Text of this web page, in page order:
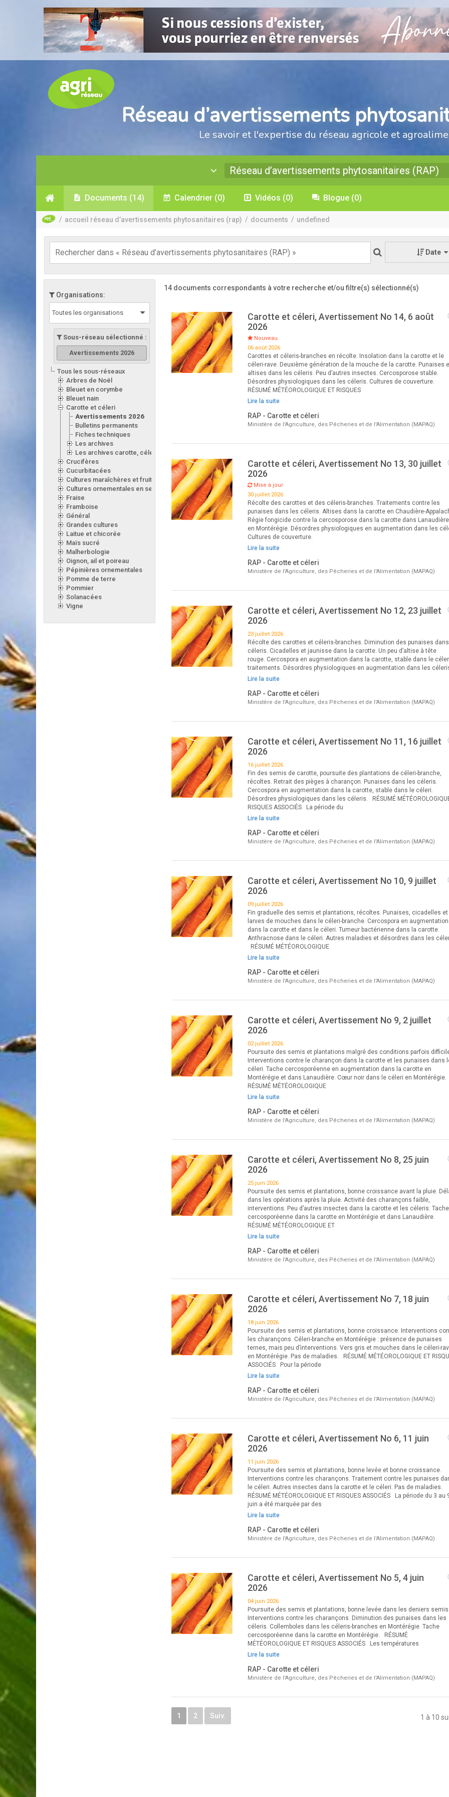
Réseau d’avertissements
Le savoir et l'expertise du réseau agricole et
Réseau d’avertissements phytosanitaires (RAP)
Documents (14) Calendrier (0) Vidéos (0) Blogue (0)
/ accueil réseau d’avertissements phytosanitaires (rap) / documents / undefined
Date
Organisations:
Toutes les organisations
Sous-réseau sélectionné :
Avertissements 2026
Tous les sous-réseaux
Arbres de Noël
Bleuet en corymbe
Bleuet nain
Carotte et céleri
Avertissements 2026
Bulletins permanents
Fiches techniques
Les archives
Les archives carotte, céleri, laitue, oignon, poireau et ail
Crucifères
Cucurbitacées
Cultures maraîchères et fruitières en serre
Cultures ornementales en serre
Fraise
Framboise
Général
Grandes cultures
Laitue et chicorée
Maïs sucré
Malherbologie
Oignon, ail et poireau
Pépinières ornementales
Pomme de terre
Pommier
Solanacées
Vigne
14 documents correspondants à votre recherche et/ou filtre(s) sélectionné(s)
Carotte et céleri, Avertissement No 14, 6 août
2026
Nouveau
06 août 2026
Carottes et céleris-branches en récolte. Insolation dans la carotte et le
céleri-rave. Deuxième génération de la mouche de la carotte. Punaises
altises dans les céleris. Peu d’autres insectes. Cercosporose stable.
Désordres physiologiques dans les céleris. Cultures de couverture.
RÉSUMÉ MÉTÉOROLOGIQUE ET RISQUES
Lire la suite
RAP - Carotte et céleri
Ministère de l'Agriculture, des Pêcheries et de l'Alimentation (MAPAQ)
Carotte et céleri, Avertissement No 13, 30 juillet
2026
Mise à jour
30 juillet 2026
Récolte des carottes et des céleris-branches. Traitements contre les
punaises dans les céleris. Altises dans la carotte en Chaudière-
Régie fongicide contre la cercosporose dans la carotte dans
en Montérégie. Désordres physiologiques en augmentation dans les
Cultures de couverture.
Lire la suite
RAP - Carotte et céleri
Ministère de l'Agriculture, des Pêcheries et de l'Alimentation (MAPAQ)
Carotte et céleri, Avertissement No 12, 23 juillet
2026
23 juillet 2026
Récolte des carottes et céleris-branches. Diminution des punaises
céleris. Cicadelles et jaunisse dans la carotte. Un peu d’altise à tête
rouge. Cercospora en augmentation dans la carotte, stable dans le
traitements. Désordres physiologiques en augmentation dans les
Lire la suite
RAP - Carotte et céleri
Ministère de l'Agriculture, des Pêcheries et de l'Alimentation (MAPAQ)
Carotte et céleri, Avertissement No 11, 16 juillet
2026
16 juillet 2026
Fin des semis de carotte, poursuite des plantations de céleri-branche,
récoltes. Retrait des pièges à charançon. Punaises dans les céleris.
Cercospora en augmentation dans la carotte, stable dans le céleri.
Désordres physiologiques dans les céleris. RÉSUMÉ
RISQUES ASSOCIÉS La période du
Lire la suite
RAP - Carotte et céleri
Ministère de l'Agriculture, des Pêcheries et de l'Alimentation (MAPAQ)
Carotte et céleri, Avertissement No 10, 9 juillet
2026
09 juillet 2026
Fin graduelle des semis et plantations, récoltes. Punaises, cicadelles et
larves de mouches dans le céleri-branche. Cercospora en augmentation
dans la carotte et dans le céleri. Tumeur bactérienne dans la carotte.
Anthracnose dans le céleri. Autres maladies et désordres dans les
RÉSUMÉ MÉTÉOROLOGIQUE
Lire la suite
RAP - Carotte et céleri
Ministère de l'Agriculture, des Pêcheries et de l'Alimentation (MAPAQ)
Carotte et céleri, Avertissement No 9, 2 juillet
2026
02 juillet 2026
Poursuite des semis et plantations malgré des conditions parfois
Interventions contre le charançon dans la carotte et les punaises dans
céleri. Tache cercosporéenne en augmentation dans la carotte en
Montérégie et dans Lanaudière. Cœur noir dans le céleri en
RÉSUMÉ MÉTÉOROLOGIQUE
Lire la suite
RAP - Carotte et céleri
Ministère de l'Agriculture, des Pêcheries et de l'Alimentation (MAPAQ)
Carotte et céleri, Avertissement No 8, 25 juin
2026
25 juin 2026
Poursuite des semis et plantations, bonne croissance avant la pluie.
dans les opérations après la pluie. Activité des charançons faible,
interventions. Peu d’autres insectes dans la carotte et les céleris. Tache
cercosporéenne dans la carotte en Montérégie et dans Lanaudière.
RÉSUMÉ MÉTÉOROLOGIQUE ET
Lire la suite
RAP - Carotte et céleri
Ministère de l'Agriculture, des Pêcheries et de l'Alimentation (MAPAQ)
Carotte et céleri, Avertissement No 7, 18 juin
2026
18 juin 2026
Poursuite des semis et plantations, bonne croissance. Interventions
les charançons. Céleri-branche en Montérégie : présence de punaises
ternes, mais peu d’interventions. Vers gris et mouches dans le céleri-
en Montérégie. Pas de maladies. RÉSUMÉ MÉTÉOROLOGIQUE ET
ASSOCIÉS Pour la période
Lire la suite
RAP - Carotte et céleri
Ministère de l'Agriculture, des Pêcheries et de l'Alimentation (MAPAQ)
Carotte et céleri, Avertissement No 6, 11 juin
2026
11 juin 2026
Poursuite des semis et plantations, bonne levée et bonne croissance.
Interventions contre les charançons. Traitement contre les punaises
le céleri. Autres insectes dans la carotte et le céleri. Pas de maladies.
RÉSUMÉ MÉTÉOROLOGIQUE ET RISQUES ASSOCIÉS La période du 3 au
juin a été marquée par des
Lire la suite
RAP - Carotte et céleri
Ministère de l'Agriculture, des Pêcheries et de l'Alimentation (MAPAQ)
Carotte et céleri, Avertissement No 5, 4 juin
2026
04 juin 2026
Poursuite des semis et plantations, bonne levée dans les deniers
Interventions contre les charançons. Diminution des punaises dans les
céleris. Collemboles dans les céleris-branches en Montérégie. Tache
cercosporéenne dans la carotte en Montérégie. RÉSUMÉ
MÉTÉOROLOGIQUE ET RISQUES ASSOCIÉS Les températures
Lire la suite
RAP - Carotte et céleri
Ministère de l'Agriculture, des Pêcheries et de l'Alimentation (MAPAQ)
1 2 Suiv. 1 à 10